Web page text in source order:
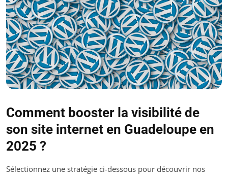
Comment booster la visibilité de
son site internet en Guadeloupe en
2025 ?
Sélectionnez une stratégie ci-dessous pour découvrir nos